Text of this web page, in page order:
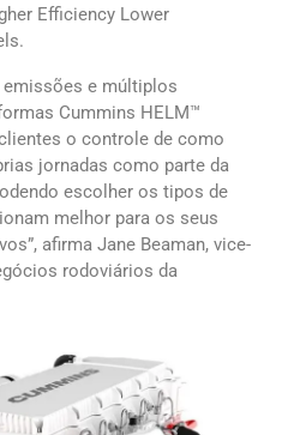
Efficiency Lower
emissões e múltiplos
Cummins HELM™
o controle de como
jornadas como parte da
escolher os tipos de
melhor para os seus
afirma Jane Beaman, vice-
rodoviários da